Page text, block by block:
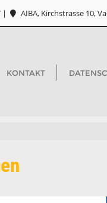
AIBA, Kirchstrasse 10,
KONTAKT